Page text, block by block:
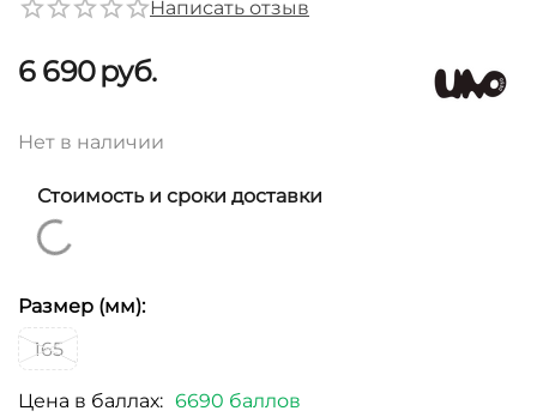
Написать отзыв
6 690руб.
Нет в наличии
Стоимость и сроки доставки
Размер (мм):
165
Цена в баллах: 6690 баллов